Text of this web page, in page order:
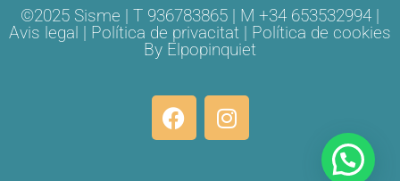
©2025 Sisme | T 936783865 | M +34 653532994 |
Avis legal | Política de privacitat | Política de cookies
By Elpopinquiet